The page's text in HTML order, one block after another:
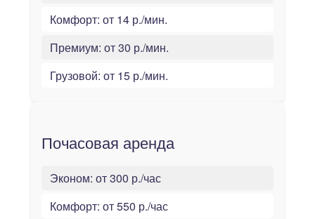
Комфорт: от 14 р./мин.
Премиум: от 30 р./мин.
Грузовой: от 15 р./мин.
Почасовая аренда
Эконом: от 300 р./час
Комфорт: от 550 р./час